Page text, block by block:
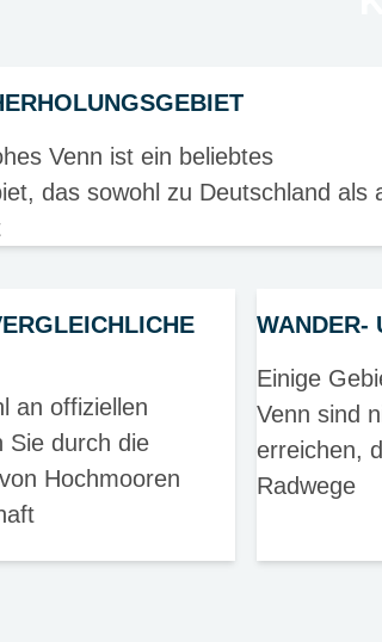
Venn ist ein beliebtes
das sowohl zu Deutschland als
an offiziellen
Sie durch die
Hochmooren
WANDER-
Einige
Venn sind
erreichen,
Radwege